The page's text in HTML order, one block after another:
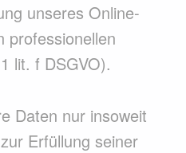
unseres Online-
professionellen
lit. f DSGVO).
Daten nur insoweit
Erfüllung seiner